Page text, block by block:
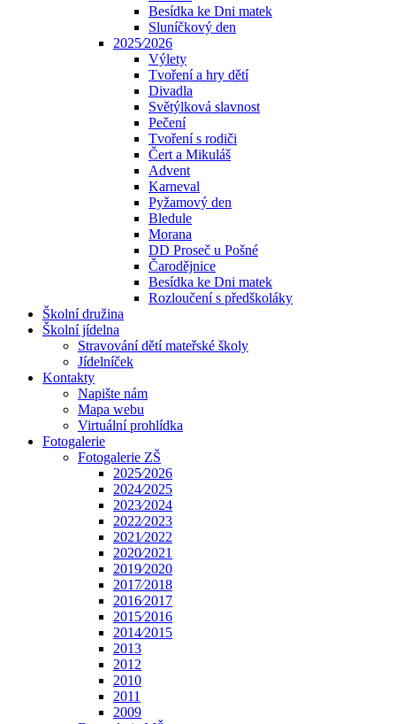
Besídka ke Dni matek
Sluníčkový den
2025⁄2026
Výlety
Tvoření a hry dětí
Divadla
Světýlková slavnost
Pečení
Tvoření s rodiči
Čert a Mikuláš
Advent
Karneval
Pyžamový den
Bledule
Morana
DD Proseč u Pošné
Čarodějnice
Besídka ke Dni matek
Rozloučení s předškoláky
Školní družina
Školní jídelna
Stravování dětí mateřské školy
Jídelníček
Kontakty
Napište nám
Mapa webu
Virtuální prohlídka
Fotogalerie
Fotogalerie ZŠ
2025⁄2026
2024⁄2025
2023⁄2024
2022⁄2023
2021⁄2022
2020⁄2021
2019⁄2020
2017⁄2018
2016⁄2017
2015⁄2016
2014⁄2015
2013
2012
2010
2011
2009